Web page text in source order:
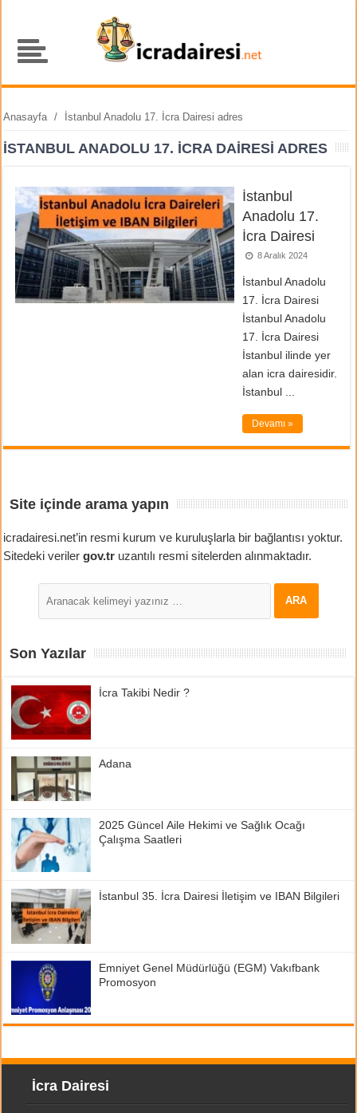
Anasayfa / İstanbul Anadolu 17. İcra Dairesi adres
İSTANBUL ANADOLU 17. İCRA DAIRESI ADRES
İstanbul
Anadolu 17.
İcra Dairesi
8 Aralık 2024
İstanbul Anadolu
17. İcra Dairesi
İstanbul Anadolu
17. İcra Dairesi
İstanbul ilinde yer
alan icra dairesidir.
İstanbul ...
Devamı »
Site içinde arama yapın
icradairesi.net’in resmi kurum ve kuruluşlarla bir bağlantısı yoktur.
Sitedeki verilergov.tr uzantılı resmi sitelerden alınmaktadır.
Son Yazılar
İcra Takibi Nedir ?
Adana
2025 Güncel Aile Hekimi ve Sağlık Ocağı
Çalışma Saatleri
İstanbul 35. İcra Dairesi İletişim ve IBAN Bilgileri
Emniyet Genel Müdürlüğü (EGM) Vakıfbank
Promosyon
İcra Dairesi